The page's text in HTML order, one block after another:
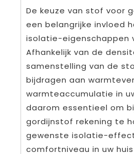
De keuze van stof voor
een belangrijke invloed
isolatie-eigenschappen
Afhankelijk van de
samenstelling van de
bijdragen aan
warmteaccumulatie in
daarom essentieel om
gordijnstof rekening te
gewenste isolatie-
comfortniveau in uw